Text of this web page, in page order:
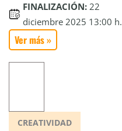
FINALIZACIÓN: 22
diciembre 2025 13:00 h.
Ver más »
CREATIVIDAD